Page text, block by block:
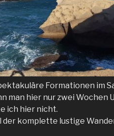
Formationen im
man hier nur zwei Wochen
ich hier nicht.
komplette lustige